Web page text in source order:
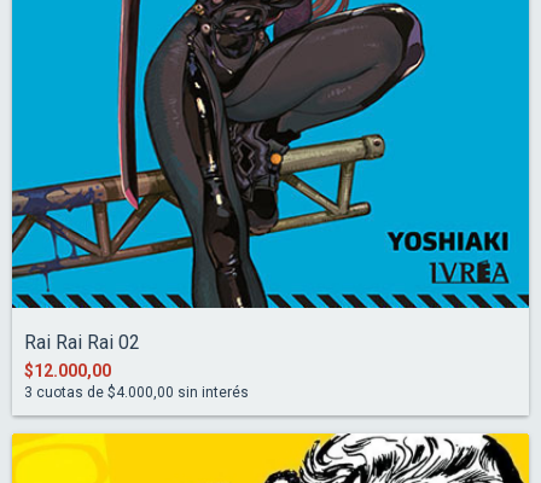
Rai Rai Rai 02
$12.000,00
3 cuotas de $4.000,00 sin interés